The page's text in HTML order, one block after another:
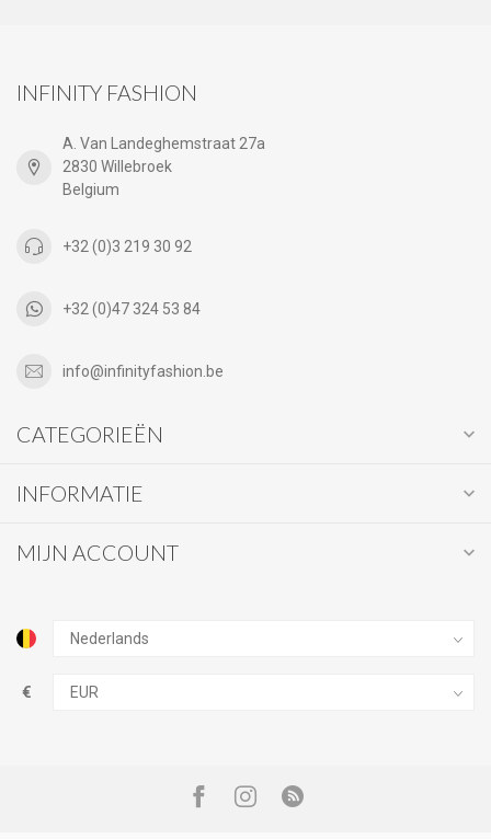
INFINITY FASHION
A. Van Landeghemstraat 27a
2830 Willebroek
Belgium
+32 (0)3 219 30 92
+32 (0)47 324 53 84
info@infinityfashion.be
CATEGORIEËN
INFORMATIE
MIJN ACCOUNT
€